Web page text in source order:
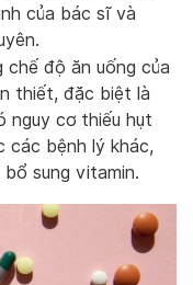
của bác sĩ và
chế độ ăn uống của
thiết, đặc biệt là
nguy cơ thiếu hụt
các bệnh lý khác,
sung vitamin.